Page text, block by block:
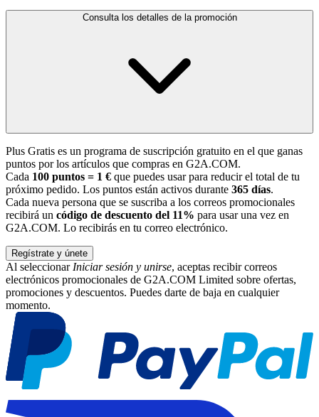
Consulta los detalles de la promoción
Plus Gratis es un programa de suscripción gratuito en el que ganas
puntos por los artículos que compras en G2A.COM.
Cada 100 puntos = 1 € que puedes usar para reducir el total de tu
próximo pedido. Los puntos están activos durante 365 días.
Cada nueva persona que se suscriba a los correos promocionales
recibirá un código de descuento del 11% para usar una vez en
G2A.COM. Lo recibirás en tu correo electrónico.
Regístrate y únete
Al seleccionar Iniciar sesión y unirse, aceptas recibir correos
electrónicos promocionales de G2A.COM Limited sobre ofertas,
promociones y descuentos. Puedes darte de baja en cualquier
momento.